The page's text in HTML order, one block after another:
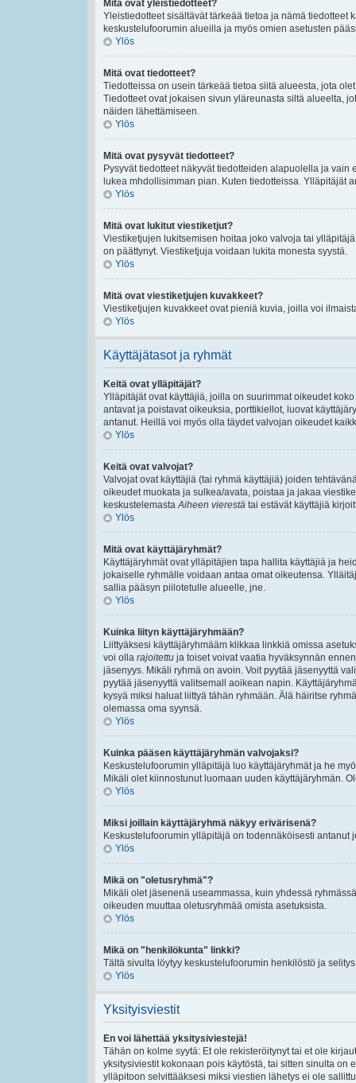
Mitä ovat yleistiedotteet?
Yleistiedotteet sisältävät tärkeää tietoa ja nämä
keskustelufoorumin alueilla ja myös omien asetusten
Ylös
Mitä ovat tiedotteet?
Tiedotteissa on usein tärkeää tietoa siitä alueesta, jota
Tiedotteet ovat jokaisen sivun yläreunasta siltä alueelta,
näiden lähettämiseen.
Ylös
Mitä ovat pysyvät tiedotteet?
Pysyvät tiedotteet näkyvät tiedotteiden alapuolella ja
lukea mhdollisimman pian. Kuten tiedotteissa. Ylläpitäjät
Ylös
Mitä ovat lukitut viestiketjut?
Viestiketjujen lukitsemisen hoitaa joko valvoja tai
on päättynyt. Viestiketjuja voidaan lukita monesta syystä.
Ylös
Mitä ovat viestiketjujen kuvakkeet?
Viestiketjujen kuvakkeet ovat pieniä kuvia, joilla voi
Ylös
Käyttäjätasot ja ryhmät
Keitä ovat ylläpitäjät?
Ylläpitäjät ovat käyttäjiä, joilla on suurimmat oikeudet
antavat ja poistavat oikeuksia, porttikiellot, luovat
antanut. Heillä voi myös olla täydet valvojan oikeudet
Ylös
Keitä ovat valvojat?
Valvojat ovat käyttäjiä (tai ryhmä käyttäjiä) joiden
oikeudet muokata ja sulkea/avata, poistaa ja jakaa
keskustelemastaAiheen vierestä tai estävät käyttäjiä
Ylös
Mitä ovat käyttäjäryhmät?
Käyttäjäryhmät ovat ylläpitäjien tapa hallita käyttäjiä ja
jokaiselle ryhmälle voidaan antaa omat oikeutensa.
sallia pääsyn piilotetulle alueelle, jne.
Ylös
Kuinka liityn käyttäjäryhmään?
Liittyäksesi käyttäjäryhmääm klikkaa linkkiä omissa
voi olla rajoitettu ja toiset voivat vaatia hyväksynnän
jäsenyys. Mikäli ryhmä on avoin. Voit pyytää jäsenyyttä
pyytää jäsenyyttä valitsemall aoikean napin.
kysyä miksi haluat liittyä tähän ryhmään. Älä häiritse
olemassa oma syynsä.
Ylös
Kuinka pääsen käyttäjäryhmän valvojaksi?
Keskustelufoorumin ylläpitäjä luo käyttäjäryhmät ja he
Mikäli olet kiinnostunut luomaan uuden käyttäjäryhmän.
Ylös
Miksi joillain käyttäjäryhmä näkyy erivärisenä?
Keskustelufoorumin ylläpitäjä on todennäköisesti
Ylös
Mikä on "oletusryhmä"?
Mikäli olet jäsenenä useammassa, kuin yhdessä
oikeuden muuttaa oletusryhmää omista asetuksista.
Ylös
Mikä on "henkilökunta" linkki?
Tältä sivulta löytyy keskustelufoorumin henkilöstö ja
Ylös
Yksityisviestit
En voi lähettää yksitysiviestejä!
Tähän on kolme syytä: Et ole rekisteröitynyt tai et ole
yksitysiviestit kokonaan pois käytöstä, tai sitten sinulta on
ylläpitoon selvittääksesi miksi viestien lähetys ei ole